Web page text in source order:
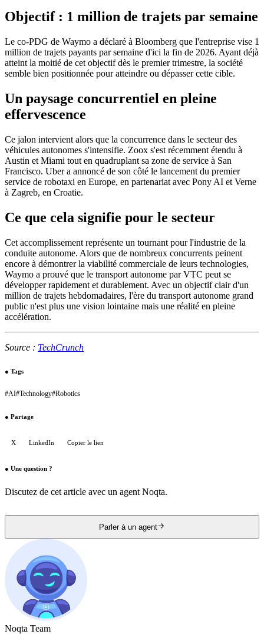
Objectif : 1 million de trajets par semaine
Le co-PDG de Waymo a déclaré à Bloomberg que l'entreprise vise 1
million de trajets payants par semaine d'ici la fin de 2026. Ayant déjà
atteint la moitié de cet objectif dès le premier trimestre, la société
semble bien positionnée pour atteindre ou dépasser cette cible.
Un paysage concurrentiel en pleine
effervescence
Ce jalon intervient alors que la concurrence dans le secteur des
véhicules autonomes s'intensifie. Zoox s'est récemment étendu à
Austin et Miami tout en quadruplant sa zone de service à San
Francisco. Uber a annoncé de son côté le lancement du premier
service de robotaxi en Europe, en partenariat avec Pony AI et Verne
à Zagreb, en Croatie.
Ce que cela signifie pour le secteur
Cet accomplissement représente un tournant pour l'industrie de la
conduite autonome. Alors que de nombreux concurrents peinent
encore à démontrer la viabilité commerciale de leurs technologies,
Waymo a prouvé que le transport autonome par VTC peut se
développer rapidement et durablement. Avec un objectif clair d'un
million de trajets hebdomadaires, l'ère du transport autonome grand
public n'est plus une vision lointaine mais une réalité en pleine
accélération.
Source : TechCrunch
● Tags
#AI#Technology#Robotics
● Partage
X LinkedIn Copier le lien
● Une question ?
Discutez de cet article avec un agent Noqta.
Parler à un agent
Noqta Team